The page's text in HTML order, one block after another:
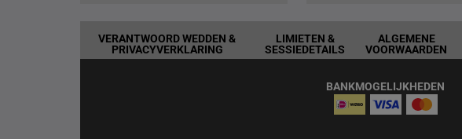
VERANTWOORD WEDDEN &
PRIVACYVERKLARING
LIMIETEN &
SESSIEDETAILS
ALGEMENE
VOORWAARDEN
BANKMOGELIJKHEDEN